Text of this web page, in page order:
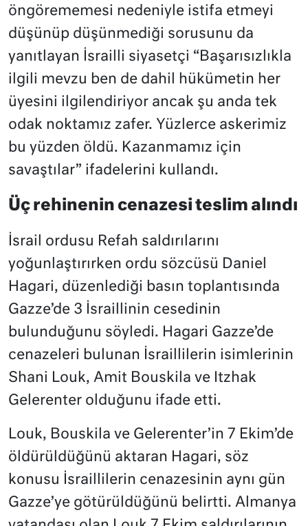
öngörememesi nedeniyle istifa etmeyi
düşünüp düşünmediği sorusunu da
yanıtlayan İsrailli siyasetçi “Başarısızlıkla
ilgili mevzu ben de dahil hükümetin her
üyesini ilgilendiriyor ancak şu anda tek
odak noktamız zafer. Yüzlerce askerimiz
bu yüzden öldü. Kazanmamız için
savaştılar” ifadelerini kullandı.
Üç rehinenin cenazesi teslim alındı
İsrail ordusu Refah saldırılarını
yoğunlaştırırken ordu sözcüsü Daniel
Hagari, düzenlediği basın toplantısında
Gazze’de 3 İsraillinin cesedinin
bulunduğunu söyledi. Hagari Gazze’de
cenazeleri bulunan İsraillilerin isimlerinin
Shani Louk, Amit Bouskila ve Itzhak
Gelerenter olduğunu ifade etti.
Louk, Bouskila ve Gelerenter’in 7 Ekim’de
öldürüldüğünü aktaran Hagari, söz
konusu İsraillilerin cenazesinin aynı gün
Gazze’ye götürüldüğünü belirtti. Almanya